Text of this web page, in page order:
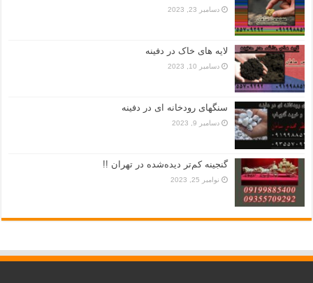
دسامبر 23, 2023
لایه های خاک در دفینه
دسامبر 10, 2023
سنگهای رودخانه ای در دفینه
دسامبر 9, 2023
گنجینه کم‌تر دیده‌شده در تهران !!
نوامبر 25, 2023